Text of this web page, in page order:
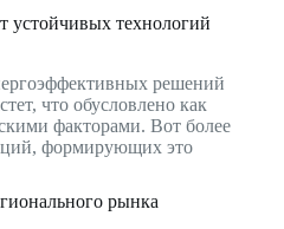
устойчивых технологий
решений
что обусловлено как
факторами. Вот более
формирующих это
рынка